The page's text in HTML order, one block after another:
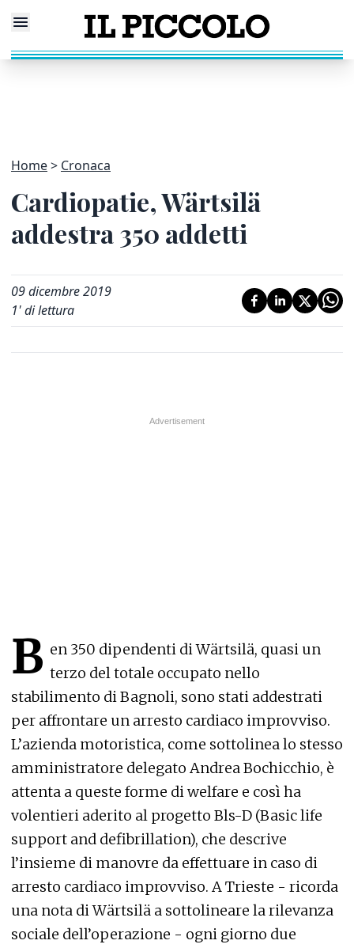
Home Cronaca
Cardiopatie, Wärtsilä
addestra 350 addetti
09 dicembre 2019
1' di lettura
B en 350 dipendenti di Wärtsilä, quasi un
terzo del totale occupato nello
stabilimento di Bagnoli, sono stati addestrati
per affrontare un arresto cardiaco improvviso.
L’azienda motoristica, come sottolinea lo stesso
amministratore delegato Andrea Bochicchio, è
attenta a queste forme di welfare e così ha
volentieri aderito al progetto Bls-D (Basic life
support and defibrillation), che descrive
l’insieme di manovre da effettuare in caso di
arresto cardiaco improvviso. A Trieste - ricorda
una nota di Wärtsilä a sottolineare la rilevanza
sociale dell’operazione - ogni giorno due